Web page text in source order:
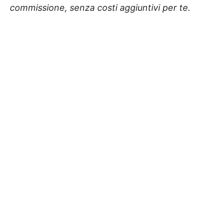
commissione, senza costi aggiuntivi per te.